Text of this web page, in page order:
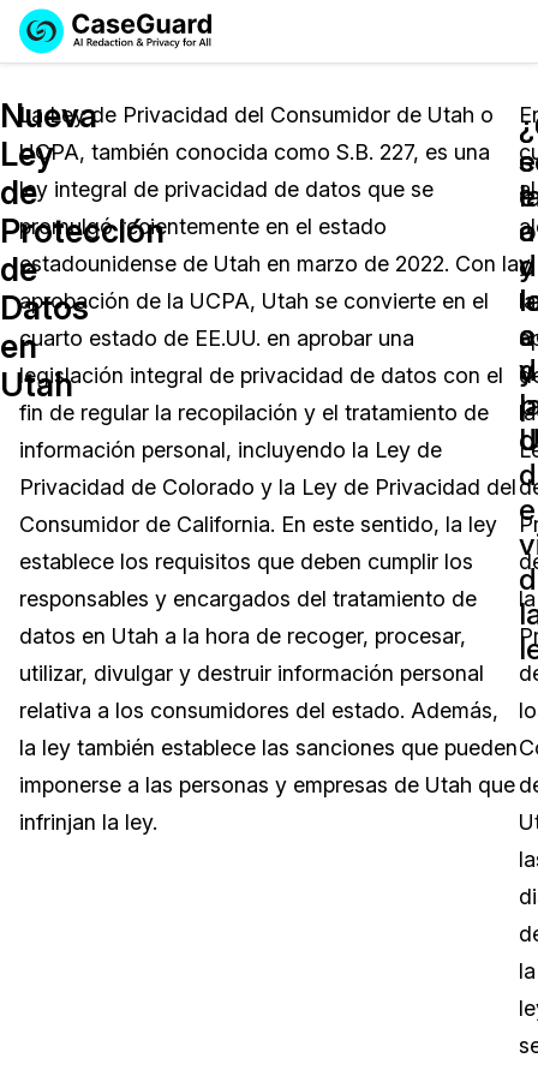
Licencia de CaseGuard Studio
Precios de Redacción a Pedido
Soluciones
Redacción de vídeos
Redacción de documentos
Redacción de audio
Redacción de imágenes
Transcripción y Traducción
Industrias
Cuerpos Policiales
Transportación
Educación
El Gobierno
Sector Jurídico
Servicios Financieros
Medios de Comunicación y
Entretenimiento
Centros de Atención Telefónica
Precios
Recursos
Preguntas Frecuentes
Artículos
Casos Practicos
Centro de Ayuda
Videoteca
Recomendaciones
Sobre nosotros
Trabaja con nosotros
Eventos
Demo
English
Nueva
Ley
de
Protección
de
Datos
en
Utah
La Ley de Privacidad del Consumidor de Utah o
UCPA, también conocida como S.B. 227, es una
ley integral de privacidad de datos que se
promulgó recientemente en el estado
estadounidense de Utah en marzo de 2022. Con la
aprobación de la UCPA, Utah se convierte en el
cuarto estado de EE.UU. en aprobar una
legislación integral de privacidad de datos con el
fin de regular la recopilación y el tratamiento de
información personal, incluyendo la Ley de
Privacidad de Colorado y la Ley de Privacidad del
Consumidor de California. En este sentido, la ley
establece los requisitos que deben cumplir los
responsables y encargados del tratamiento de
datos en Utah a la hora de recoger, procesar,
utilizar, divulgar y destruir información personal
relativa a los consumidores del estado. Además,
la ley también establece las sanciones que pueden
imponerse a las personas y empresas de Utah que
infrinjan la ley.
y
al
y
la
la
la
la
y